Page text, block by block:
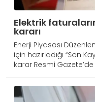
Elektrik
kararı
Enerji Piyasası
için hazırladığı “Son
karar Resmi Gazete’de